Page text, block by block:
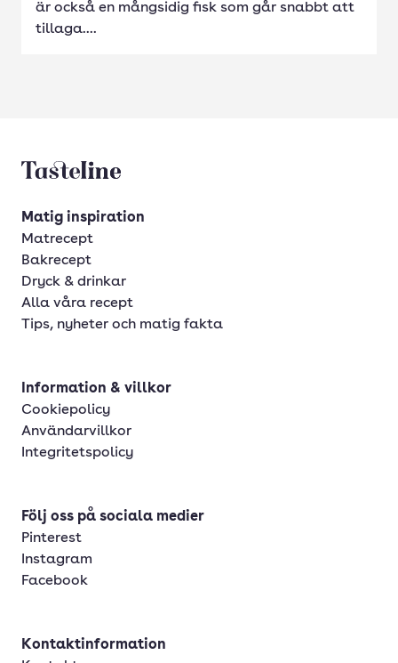
är också en mångsidig fisk som går snabbt att
tillaga....
Tasteline startsida
Matig inspiration
Matrecept
Bakrecept
Dryck & drinkar
Alla våra recept
Tips, nyheter och matig fakta
Information & villkor
Cookiepolicy
Användarvillkor
Integritetspolicy
Följ oss på sociala medier
Pinterest
Instagram
Facebook
Kontaktinformation